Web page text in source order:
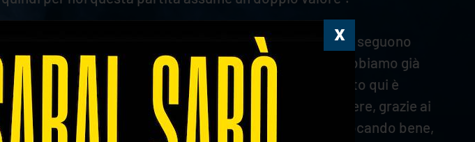
e i nostri partner si meritano la vittoria. Vedere che ci seguono
caso hanno tanti legami con altre tifoserie in Italia. Abbiamo già
davvero molto coinvolte e l’ambiente che si è creato qui è
siamo riusciti a lottare come volevamo e anche a vincere, grazie ai
compreso in campo e fuori campo. Amin stava giocando bene,